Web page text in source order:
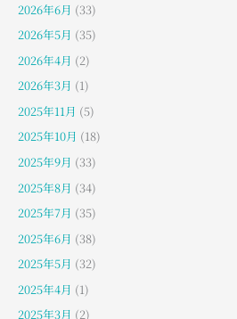
2026年6月 (33)
2026年5月 (35)
2026年4月 (2)
2026年3月 (1)
2025年11月 (5)
2025年10月 (18)
2025年9月 (33)
2025年8月 (34)
2025年7月 (35)
2025年6月 (38)
2025年5月 (32)
2025年4月 (1)
2025年3月 (2)